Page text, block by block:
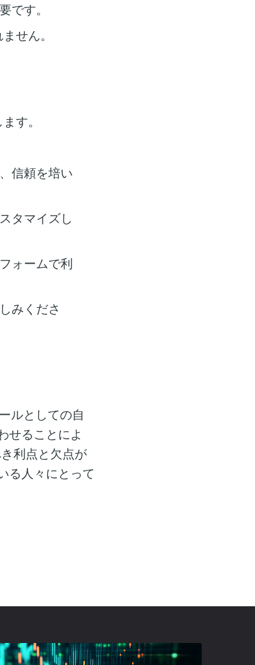
です。
せん。
す。
信頼を培い
タマイズし
ォームで利
みくださ
ルとしての自
せることによ
利点と欠点が
る人々にとって